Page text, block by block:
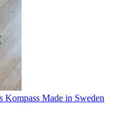
Kompass Made in Sweden